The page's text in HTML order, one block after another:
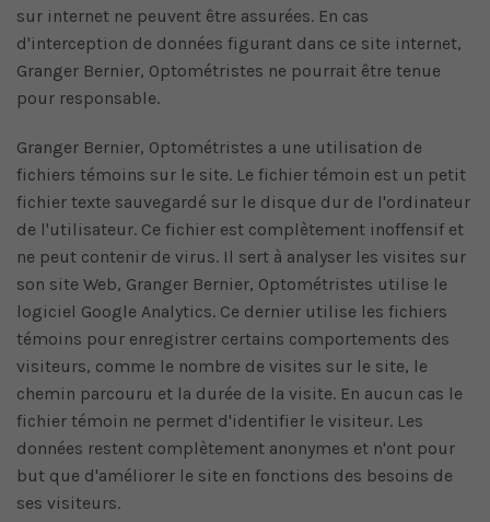
sur internet ne peuvent être assurées. En cas
d'interception de données figurant dans ce site internet,
Granger Bernier, Optométristes ne pourrait être tenue
pour responsable.
Granger Bernier, Optométristes a une utilisation de
fichiers témoins sur le site. Le fichier témoin est un petit
fichier texte sauvegardé sur le disque dur de l'ordinateur
de l'utilisateur. Ce fichier est complètement inoffensif et
ne peut contenir de virus. Il sert à analyser les visites sur
son site Web, Granger Bernier, Optométristes utilise le
logiciel Google Analytics. Ce dernier utilise les fichiers
témoins pour enregistrer certains comportements des
visiteurs, comme le nombre de visites sur le site, le
chemin parcouru et la durée de la visite. En aucun cas le
fichier témoin ne permet d'identifier le visiteur. Les
données restent complètement anonymes et n'ont pour
but que d'améliorer le site en fonctions des besoins de
ses visiteurs.